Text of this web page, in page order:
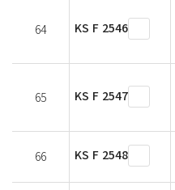
64 KS F 2546
65 KS F 2547
66 KS F 2548